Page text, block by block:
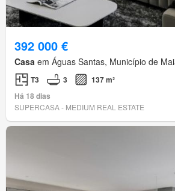
392 000 €
Casa em Águas Santas, Município de
T3 3
137 m²
Há 18 dias
SUPERCASA - MEDIUM REAL ESTATE